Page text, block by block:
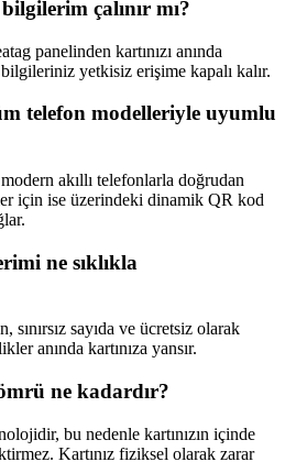
çalınır mı?
panelinden kartınızı anında
yetkisiz erişime kapalı kalır.
telefon modelleriyle uyumlu
akıllı telefonlarla doğrudan
için ise üzerindeki dinamik QR kod
ne sıklıkla
sayıda ve ücretsiz olarak
anında kartınıza yansır.
ne kadardır?
bu nedenle kartınızın içinde
Kartınız fiziksel olarak zarar